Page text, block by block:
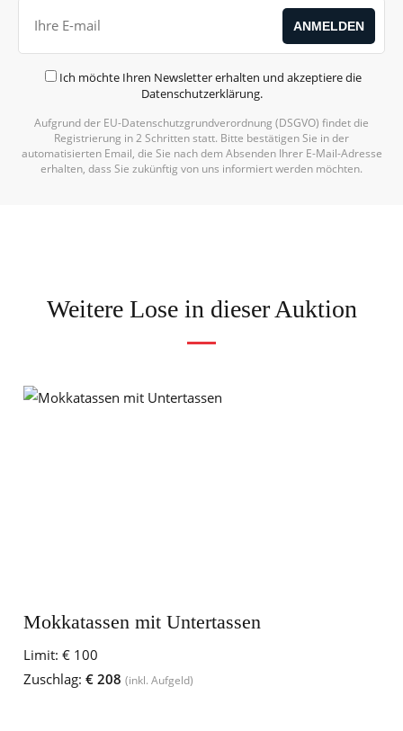
Ich möchte Ihren Newsletter erhalten und akzeptiere die
Datenschutzerklärung.
Aufgrund der EU-Datenschutzgrundverordnung (DSGVO) findet die
Registrierung in 2 Schritten statt. Bitte bestätigen Sie in der
automatisierten Email, die Sie nach dem Absenden Ihrer E-Mail-Adresse
erhalten, dass Sie zukünftig von uns informiert werden möchten.
Weitere Lose in dieser Auktion
Mokkatassen mit Untertassen
Limit: € 100
Zuschlag: € 208 (inkl. Aufgeld)